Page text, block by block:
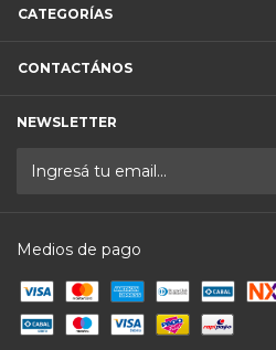
CATEGORÍAS
CONTACTÁNOS
NEWSLETTER
Medios de pago